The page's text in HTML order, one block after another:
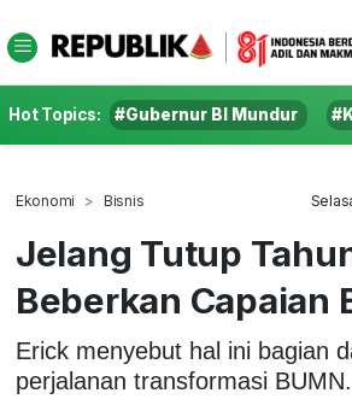
Hot Topics: #Gubernur BI Mundur
Ekonomi Bisnis
Jelang Tutup
Beberkan Capaian
Erick menyebut hal ini bagian
perjalanan transformasi BUMN.